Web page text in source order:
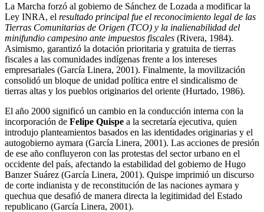
La Marcha forzó al gobierno de Sánchez de Lozada a modificar la
Ley INRA, el resultado principal fue el reconocimiento legal de las
Tierras Comunitarias de Origen (TCO) y la inalienabilidad del
minifundio campesino ante impuestos fiscales (Rivera, 1984).
Asimismo, garantizó la dotación prioritaria y gratuita de tierras
fiscales a las comunidades indígenas frente a los intereses
empresariales (García Linera, 2001). Finalmente, la movilización
consolidó un bloque de unidad política entre el sindicalismo de
tierras altas y los pueblos originarios del oriente (Hurtado, 1986).
El año 2000 significó un cambio en la conducción interna con la
incorporación de Felipe Quispe a la secretaría ejecutiva, quien
introdujo planteamientos basados en las identidades originarias y el
autogobierno aymara (García Linera, 2001). Las acciones de presión
de ese año confluyeron con las protestas del sector urbano en el
occidente del país, afectando la estabilidad del gobierno de Hugo
Banzer Suárez (García Linera, 2001). Quispe imprimió un discurso
de corte indianista y de reconstitución de las naciones aymara y
quechua que desafió de manera directa la legitimidad del Estado
republicano (García Linera, 2001).